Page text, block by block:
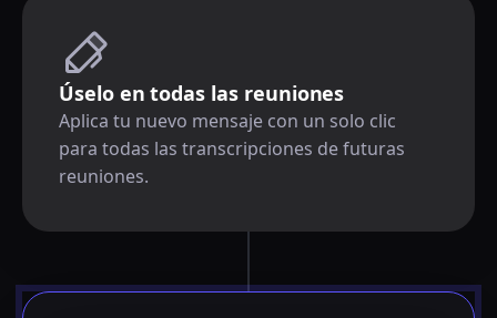
Úselo en todas las reuniones
Aplica tu nuevo mensaje con un solo clic
para todas las transcripciones de futuras
reuniones.